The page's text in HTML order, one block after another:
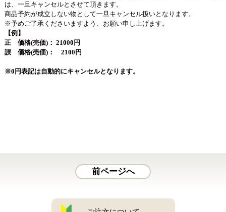
は、一旦キャンセルとさせて頂きます。
商品予約が成立しない物として一旦キャンセル扱いとなります。
※予めご了承くださいますよう、お願い申し上げます。
【例】
正 価格(売価)： 21000円
誤 価格(売価)： 2100円
※0円表記は自動的にキャンセルとなります。
前ページへ